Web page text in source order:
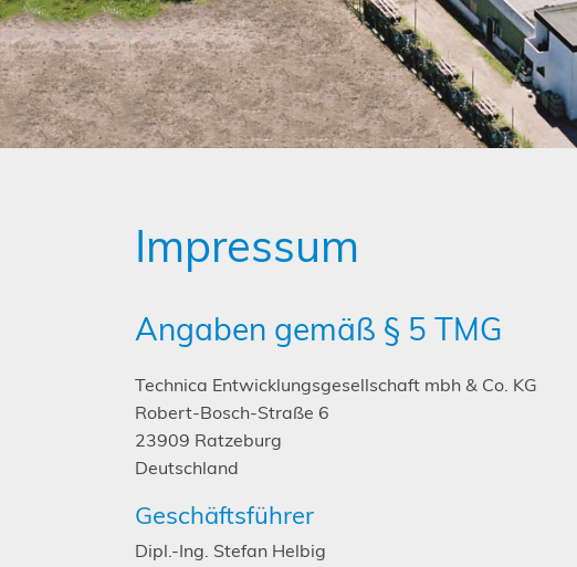
Impressum
Angaben gemäß § 5 TMG
Technica Entwicklungsgesellschaft mbh & Co. KG
Robert-Bosch-Straße 6
23909 Ratzeburg
Deutschland
Geschäftsführer
Dipl.-Ing. Stefan Helbig